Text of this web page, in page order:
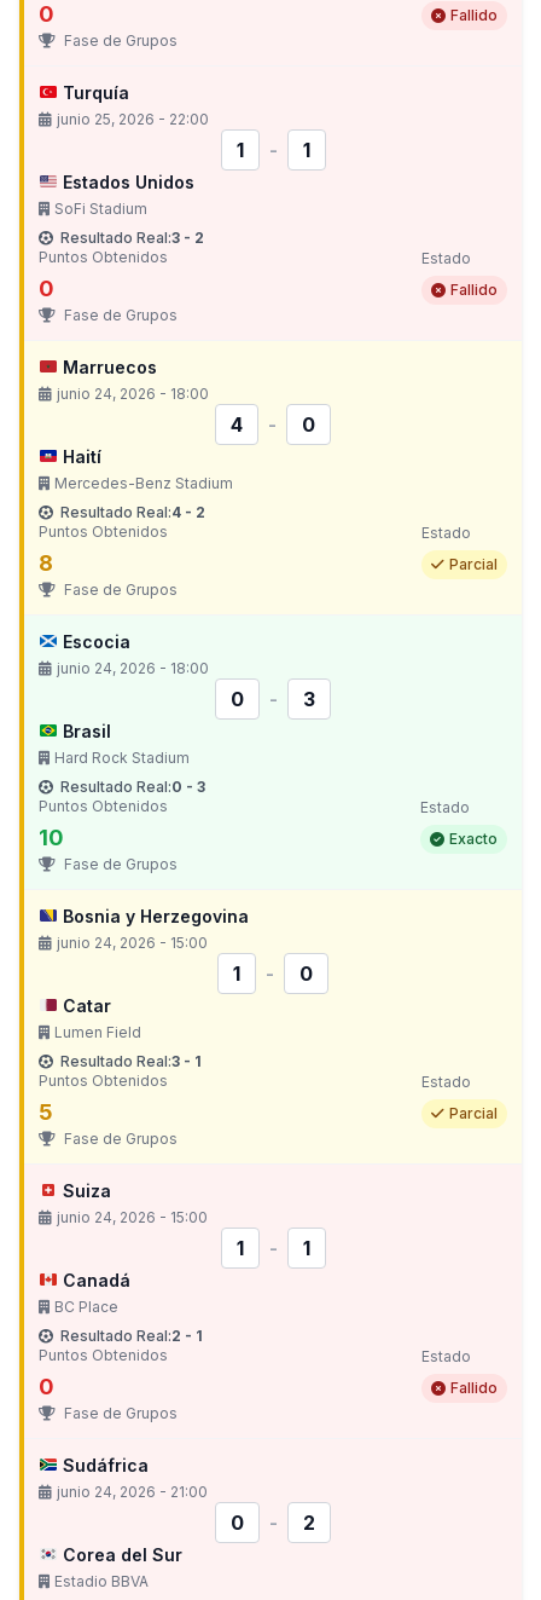
0
Fallido
Fase de Grupos
Turquía
junio 25, 2026 - 22:00
1 - 1
Estados Unidos
SoFi Stadium
Resultado Real:3 - 2
Puntos Obtenidos
0
Estado
Fallido
Fase de Grupos
Marruecos
junio 24, 2026 - 18:00
4 - 0
Haití
Mercedes-Benz Stadium
Resultado Real:4 - 2
Puntos Obtenidos
8
Estado
Parcial
Fase de Grupos
Escocia
junio 24, 2026 - 18:00
0 - 3
Brasil
Hard Rock Stadium
Resultado Real:0 - 3
Puntos Obtenidos
10
Estado
Exacto
Fase de Grupos
Bosnia y Herzegovina
junio 24, 2026 - 15:00
1 - 0
Catar
Lumen Field
Resultado Real:3 - 1
Puntos Obtenidos
5
Estado
Parcial
Fase de Grupos
Suiza
junio 24, 2026 - 15:00
1 - 1
Canadá
BC Place
Resultado Real:2 - 1
Puntos Obtenidos
0
Estado
Fallido
Fase de Grupos
Sudáfrica
junio 24, 2026 - 21:00
0 - 2
Corea del Sur
Estadio BBVA